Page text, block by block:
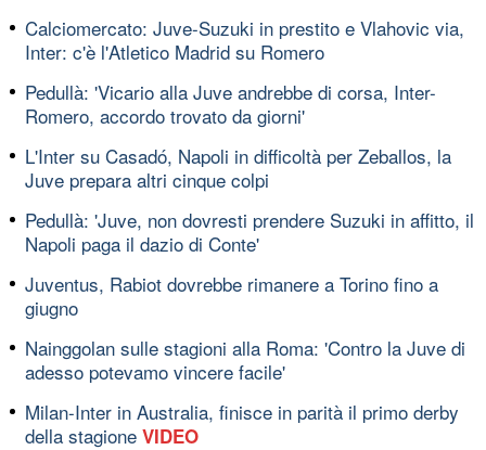
Calciomercato: Juve-Suzuki in prestito e Vlahovic via,
Inter: c'è l'Atletico Madrid su Romero
Pedullà: 'Vicario alla Juve andrebbe di corsa, Inter-
Romero, accordo trovato da giorni'
L'Inter su Casadó, Napoli in difficoltà per Zeballos, la
Juve prepara altri cinque colpi
Pedullà: 'Juve, non dovresti prendere Suzuki in affitto, il
Napoli paga il dazio di Conte'
Juventus, Rabiot dovrebbe rimanere a Torino fino a
giugno
Nainggolan sulle stagioni alla Roma: 'Contro la Juve di
adesso potevamo vincere facile'
Milan-Inter in Australia, finisce in parità il primo derby
della stagione VIDEO